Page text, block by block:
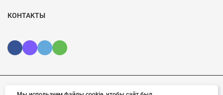
КОНТАКТЫ